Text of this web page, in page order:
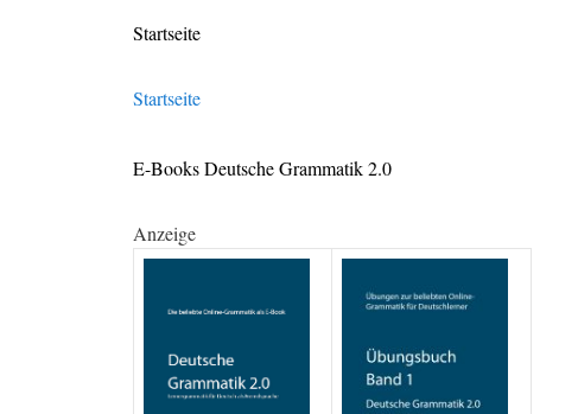
Startseite
Startseite
E-Books Deutsche Grammatik 2.0
Anzeige